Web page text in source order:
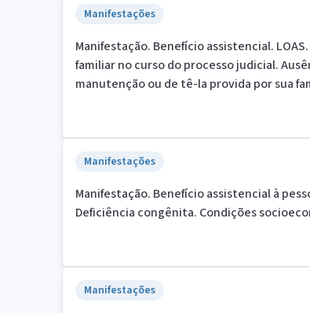
Manifestações
Manifestação. Benefício assistencial.
familiar no curso do processo judicial.
manutenção ou de tê-la provida por sua
Manifestações
Manifestação. Benefício assistencial à
Deficiência congênita. Condições
Manifestações